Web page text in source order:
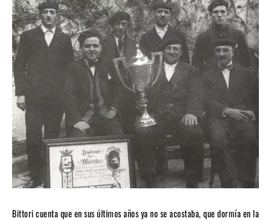
Bittori cuenta que en sus últimos años ya no se acostaba, que dormía en la